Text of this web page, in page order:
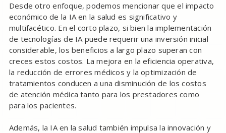
Desde otro enfoque, podemos mencionar que el impacto
económico de la IA en la salud es significativo y
multifacético. En el corto plazo, si bien la implementación
de tecnologías de IA puede requerir una inversión inicial
considerable, los beneficios a largo plazo superan con
creces estos costos. La mejora en la eficiencia operativa,
la reducción de errores médicos y la optimización de
tratamientos conducen a una disminución de los costos
de atención médica tanto para los prestadores como
para los pacientes.
Además, la IA en la salud también impulsa la innovación y